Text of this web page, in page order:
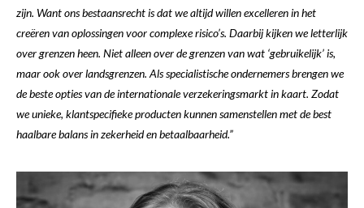
zijn. Want ons bestaansrecht is dat we altijd willen excelleren in het
creëren van oplossingen voor complexe risico’s. Daarbij kijken we letterlijk
over grenzen heen. Niet alleen over de grenzen van wat ‘gebruikelijk’ is,
maar ook over landsgrenzen. Als specialistische ondernemers brengen we
de beste opties van de internationale verzekeringsmarkt in kaart. Zodat
we unieke, klantspecifieke producten kunnen samenstellen met de best
haalbare balans in zekerheid en betaalbaarheid.”